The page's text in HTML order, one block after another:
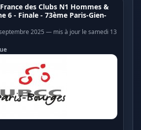
des Clubs N1 Hommes &
6 - Finale - 73ème Paris-Gien-
2025 — mis à jour le samedi 13